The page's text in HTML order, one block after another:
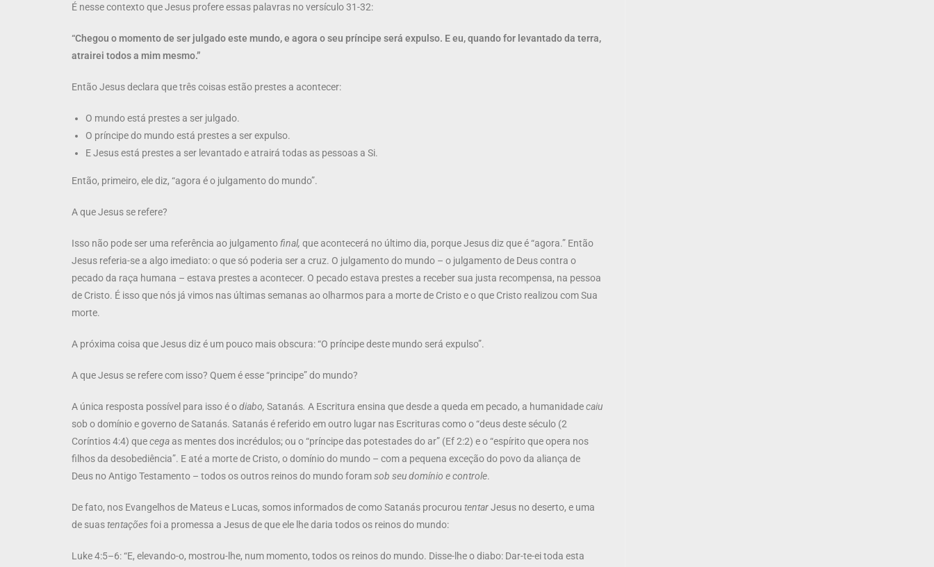
É nesse contexto que Jesus profere essas palavras no versículo 31-32:
“Chegou o momento de ser julgado este mundo, e agora o seu príncipe será expulso. E eu, quando for levantado da terra,
atrairei todos a mim mesmo.”
Então Jesus declara que três coisas estão prestes a acontecer:
O mundo está prestes a ser julgado.
O príncipe do mundo está prestes a ser expulso.
E Jesus está prestes a ser levantado e atrairá todas as pessoas a Si.
Então, primeiro, ele diz, “agora é o julgamento do mundo”.
A que Jesus se refere?
Isso não pode ser uma referência ao julgamentofinal, que acontecerá no último dia, porque Jesus diz que é “agora.” Então
Jesus referia-se a algo imediato: o que só poderia ser a cruz. O julgamento do mundo – o julgamento de Deus contra o
pecado da raça humana – estava prestes a acontecer. O pecado estava prestes a receber sua justa recompensa, na pessoa
de Cristo. É isso que nós já vimos nas últimas semanas ao olharmos para a morte de Cristo e o que Cristo realizou com Sua
morte.
A próxima coisa que Jesus diz é um pouco mais obscura: “O príncipe deste mundo será expulso”.
A que Jesus se refere com isso? Quem é esse “principe” do mundo?
A única resposta possível para isso é odiabo, Satanás. A Escritura ensina que desde a queda em pecado, a humanidadecaiu
sob o domínio e governo de Satanás. Satanás é referido em outro lugar nas Escrituras como o “deus deste século (2
Coríntios 4:4) quecegaas mentes dos incrédulos; ou o “príncipe das potestades do ar” (Ef 2:2) e o “espírito que opera nos
filhos da desobediência”. E até a morte de Cristo, o domínio do mundo – com a pequena exceção do povo da aliança de
Deus no Antigo Testamento – todos os outros reinos do mundo foramsob seu domínio e controle.
De fato, nos Evangelhos de Mateus e Lucas, somos informados de como Satanás procurou tentarJesus no deserto, e uma
de suastentaçõesfoi a promessa a Jesus de que ele lhe daria todos os reinos do mundo:
Luke 4:5–6: “E, elevando-o, mostrou-lhe, num momento, todos os reinos do mundo. Disse-lhe o diabo: Dar-te-ei toda esta